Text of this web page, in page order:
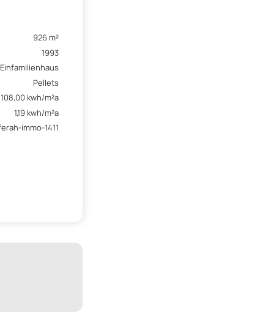
926 m²
1993
Einfamilienhaus
Pellets
108,00 kwh/m²a
1,19 kwh/m²a
immo-1411